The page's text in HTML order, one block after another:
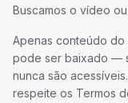
Buscamos o vídeo
Apenas conteúdo do
pode ser baixado —
nunca são
respeite os Termos